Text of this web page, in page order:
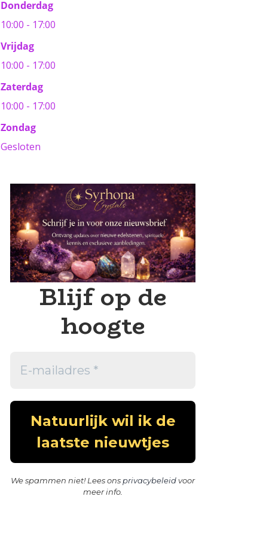
Donderdag
10:00 - 17:00
Vrijdag
10:00 - 17:00
Zaterdag
10:00 - 17:00
Zondag
Gesloten
Blijf op de
hoogte
We spammen niet! Lees ons privacybeleidvoor
meer info.